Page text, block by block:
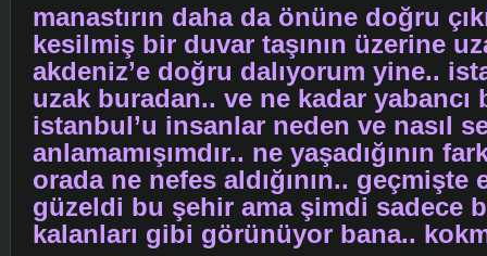
manastırın daha da önüne doğru
kesilmiş bir duvar taşının üzerine
akdeniz’e doğru dalıyorum yine..
uzak buradan.. ve ne kadar yabancı
istanbul’u insanlar neden ve nasıl
anlamamışımdır.. ne yaşadığının
orada ne nefes aldığının.. geçmişte
güzeldi bu şehir ama şimdi sadece
kalanları gibi görünüyor bana..